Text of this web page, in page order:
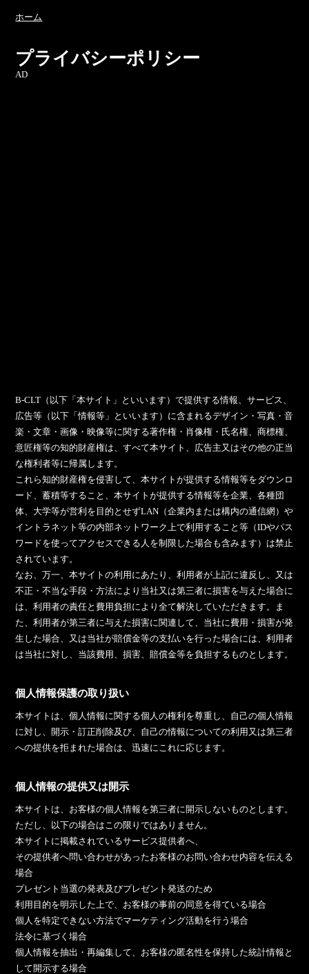
ホーム
プライバシーポリシー
AD
B-CLT（以下「本サイト」といいます）で提供する情報、サービス、
広告等（以下「情報等」といいます）に含まれるデザイン・写真・音
楽・文章・画像・映像等に関する著作権・肖像権・氏名権、商標権、
意匠権等の知的財産権は、すべて本サイト、広告主又はその他の正当
な権利者等に帰属します。
これら知的財産権を侵害して、本サイトが提供する情報等をダウンロ
ード、蓄積等すること、本サイトが提供する情報等を企業、各種団
体、大学等が営利を目的とせずLAN（企業内または構内の通信網）や
イントラネット等の内部ネットワーク上で利用すること等（IDやパス
ワードを使ってアクセスできる人を制限した場合も含みます）は禁止
されています。
なお、万一、本サイトの利用にあたり、利用者が上記に違反し、又は
不正・不当な手段・方法により当社又は第三者に損害を与えた場合に
は、利用者の責任と費用負担により全て解決していただきます。ま
た、利用者が第三者に与えた損害に関連して、当社に費用・損害が発
生した場合、又は当社が賠償金等の支払いを行った場合には、利用者
は当社に対し、当該費用、損害、賠償金等を負担するものとします。
個人情報保護の取り扱い
本サイトは、個人情報に関する個人の権利を尊重し、自己の個人情報
に対し、開示・訂正削除及び、自己の情報についての利用又は第三者
への提供を拒まれた場合は、迅速にこれに応じます。
個人情報の提供又は開示
本サイトは、お客様の個人情報を第三者に開示しないものとします。
ただし、以下の場合はこの限りではありません。
本サイトに掲載されているサービス提供者へ、
その提供者へ問い合わせがあったお客様のお問い合わせ内容を伝える
場合
プレゼント当選の発表及びプレゼント発送のため
利用目的を明示した上で、お客様の事前の同意を得ている場合
個人を特定できない方法でマーケティング活動を行う場合
法令に基づく場合
個人情報を抽出・再編集して、お客様の匿名性を保持した統計情報と
して開示する場合